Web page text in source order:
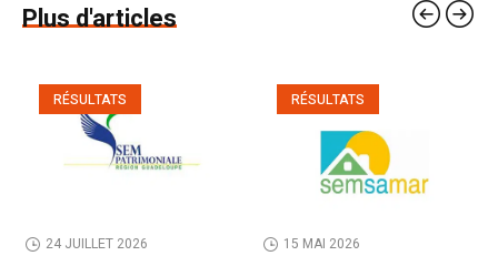
Plus d'articles
RÉSULTATS
24 JUILLET 2026
RÉSULTATS
15 MAI 2026